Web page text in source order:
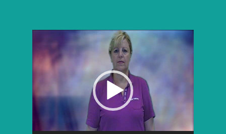
Lecteur
vidéo